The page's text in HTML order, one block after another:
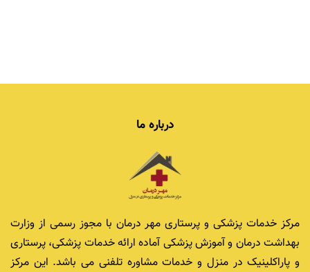
درباره ما
مرکز خدمات پزشکی و پرستاری مهر درمان با مجوز رسمی از وزارت
بهداشت درمان و آموزش پزشکی آماده ارائه خدمات پزشکی، پرستاری
و پاراکلینیک در منزل و خدمات مشاوره تلفنی می باشد. این مرکز